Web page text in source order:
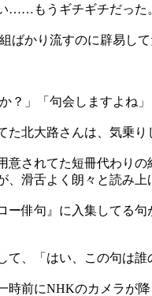
……もうギチギチだった
ばかり流すのに辟易し
？」「句会しますよね
北大路さんは、気乗
意されてた短冊代わり
滑舌よく朗々と読み上
ー俳句』に入集してる
、「はい、この句は
前にNHKのカメラが